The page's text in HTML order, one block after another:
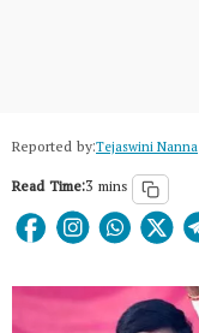
Reported by:Tejaswini Nanna
Read Time:3 mins